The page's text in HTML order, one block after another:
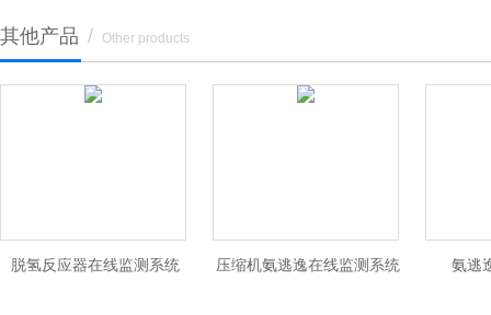
其他产品 / Other products
脱氢反应器在线监测系统 压缩机氨逃逸在线监测系统 氨逃